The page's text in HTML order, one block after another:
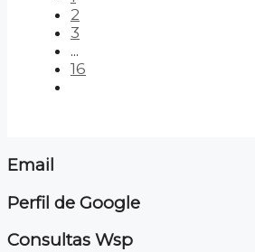
2
3
...
16
Email
Perfil de Google
Consultas Wsp